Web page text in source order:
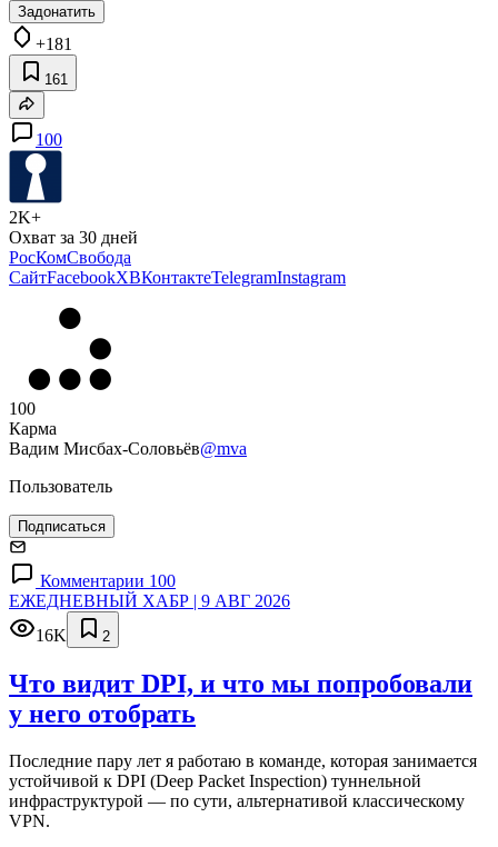
Задонатить
+181
161
100
2K+
Охват за 30 дней
РосКомСвобода
СайтFacebookXВКонтактеTelegramInstagram
100
Карма
Вадим Мисбах-Соловьёв@mva
Пользователь
Подписаться
Комментарии 100
ЕЖЕДНЕВНЫЙ ХАБР | 9 АВГ 2026
16K
2
Что видит DPI, и что мы попробовали
у него отобрать
Последние пару лет я работаю в команде, которая занимается
устойчивой к DPI (Deep Packet Inspection) туннельной
инфраструктурой — по сути, альтернативой классическому
VPN.